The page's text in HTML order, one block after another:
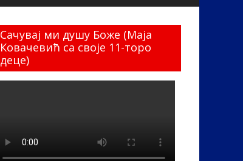
Сачувај ми душу Боже (Маја
Ковачевић са своје 11-торо
деце)